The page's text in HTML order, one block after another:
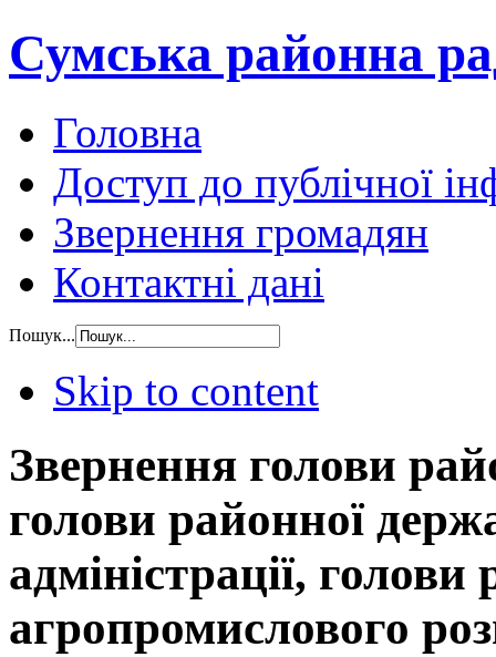
Сумська районна
Головна
Доступ до публічної
Звернення громадян
Контактні дані
Пошук...
Skip to content
Звернення голови
голови районної
адміністрації, голови
агропромислового